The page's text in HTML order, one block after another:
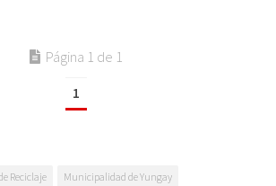
Página 1 de 1
1
Reciclaje
Municipalidad de Yungay